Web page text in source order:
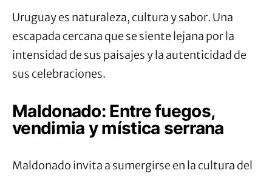
Uruguay es naturaleza, cultura y sabor. Una
escapada cercana que se siente lejana por la
intensidad de sus paisajes y la autenticidad de
sus celebraciones.
Maldonado: Entre fuegos,
vendimia y mística serrana
Maldonado invita a sumergirse en la cultura del